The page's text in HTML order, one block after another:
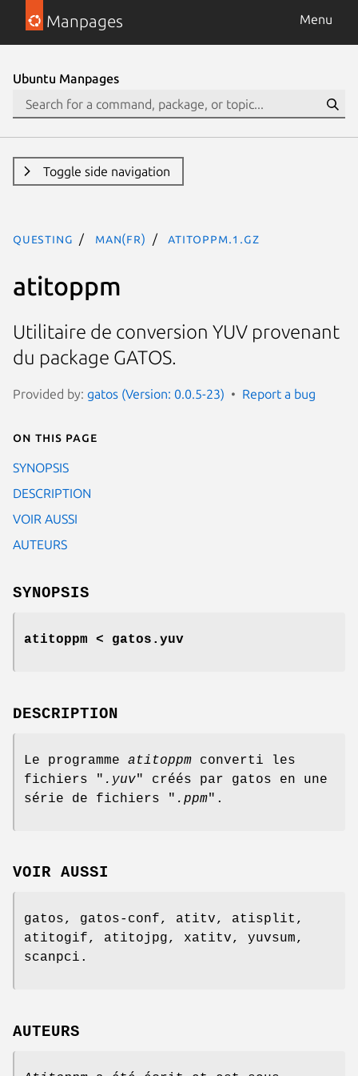
Manpages Menu
Ubuntu Manpages
Toggle side navigation
questing man(fr) atitoppm.1.gz
atitoppm
Utilitaire de conversion YUV provenant
du package GATOS.
Provided by: gatos (Version: 0.0.5-23) Report a bug
On this page
SYNOPSIS
DESCRIPTION
VOIR AUSSI
AUTEURS
SYNOPSIS
atitoppm < gatos.yuv
DESCRIPTION
Le programme atitoppm converti les
fichiers " .yuv" créés par gatos en une
série de fichiers " .ppm".
VOIR AUSSI
gatos, gatos-conf, atitv, atisplit,
atitogif, atitojpg, xatitv, yuvsum,
scanpci.
AUTEURS